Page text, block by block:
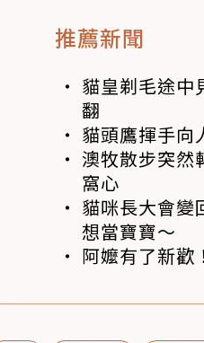
推薦新聞
貓皇剃毛途中
翻
貓頭鷹揮手向
澳牧散步突然
窩心
貓咪長大會變
想當寶寶～
阿嬤有了新歡